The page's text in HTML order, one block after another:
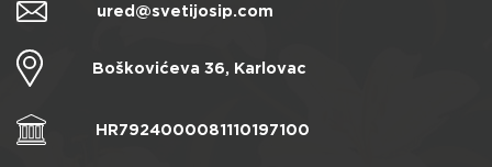
ured@svetijosip.com
Boškovićeva 36, Karlovac
HR7924000081110197100